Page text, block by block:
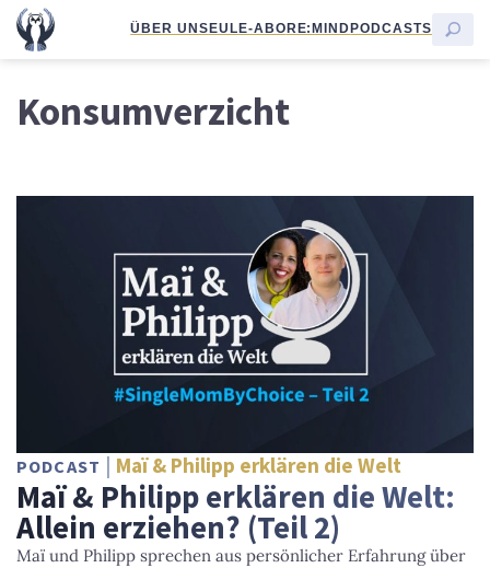
ÜBER UNSEULE-ABORE:MINDPODCASTS
Konsumverzicht
PODCAST Maï & Philipp erklären die Welt
Maï & Philipp erklären die Welt:
Allein erziehen? (Teil 2)
Maï und Philipp sprechen aus persönlicher Erfahrung über